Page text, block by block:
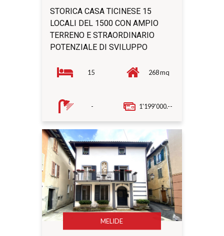
STORICA CASA TICINESE 15
LOCALI DEL 1500 CON AMPIO
TERRENO E STRAORDINARIO
POTENZIALE DI SVILUPPO
1'199'000.--
15 268 mq
-
MELIDE